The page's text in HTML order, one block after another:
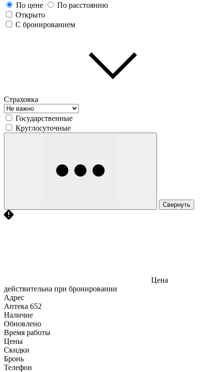
По цене
По расстоянию
Открыто
С бронированием
Страховка
Государственные
Круглосуточные
Свернуть
Цена
действительна при бронировании
Адрес
Аптека 652
Наличие
Обновлено
Время работы
Цены
Скидки
Бронь
Телефон